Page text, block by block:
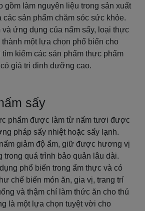
gồm làm nguyên liệu trong sản xuất
các sản phẩm chăm sóc sức khỏe.
ứng dụng của nấm sấy, loại thực
một lựa chọn phổ biến cho
kiếm các sản phẩm thực phẩm
giá trị dinh dưỡng cao.
sấy
phẩm được làm từ nấm tươi được
pháp sấy nhiệt hoặc sấy lạnh.
giảm độ ẩm, giữ được hương vị
trong quá trình bảo quản lâu dài.
phổ biến trong ẩm thực và có
chế biến món ăn, gia vị, trang trí
và thậm chí làm thức ăn cho thú
là một lựa chọn tuyệt vời cho